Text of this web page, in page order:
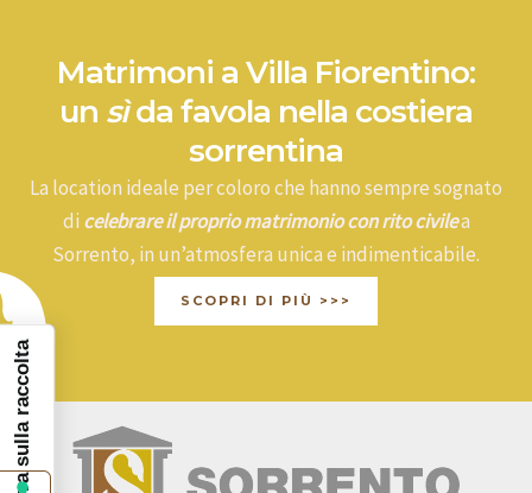
Matrimoni a Villa Fiorentino:
un sìda favola nella costiera
sorrentina
La location ideale per coloro che hanno sempre sognato
di celebrare il proprio matrimonio con rito civilea
Sorrento, in un’atmosfera unica e indimenticabile.
SCOPRI DI PIÙ >>>